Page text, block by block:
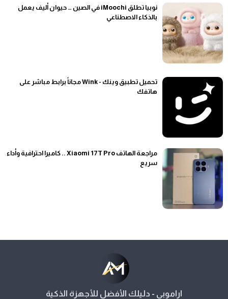
نوبيا تطلق iMoochi في الصين … حيوان أليف يعمل
بالذكاء الاصطناعي
تحميل تطبيق وينك - Wink مجاناً برابط مباشر على
هاتفك
مراجعة الهاتف Xiaomi 17T Pro .. كاميرا احترافية وأداء
سريع
اراموبي - دليلك الأفضل للأجهزة الذكية